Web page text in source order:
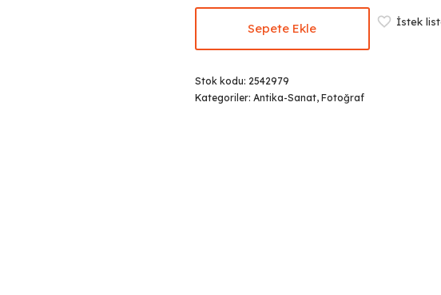
Sepete Ekle İstek
Stok kodu: 2542979
Kategoriler: Antika-Sanat, Fotoğraf